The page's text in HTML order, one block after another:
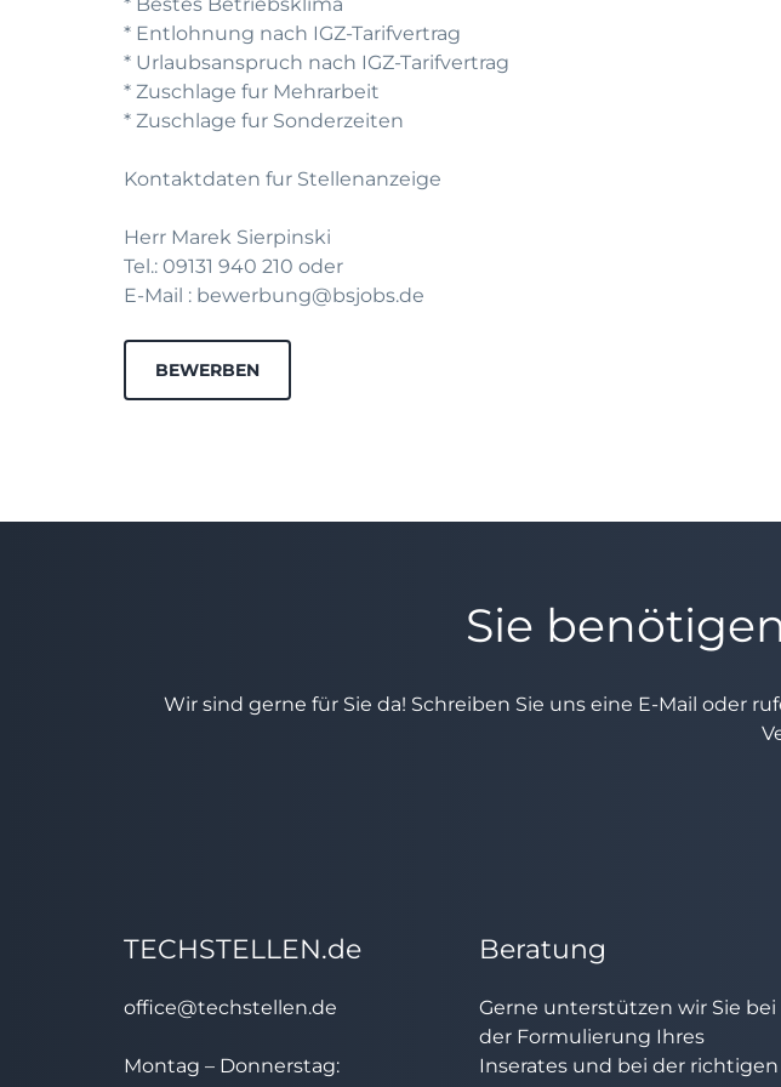
* Entlohnung nach IGZ-Tarifvertrag
* Urlaubsanspruch nach IGZ-Tarifvertrag
* Zuschlage fur Mehrarbeit
* Zuschlage fur Sonderzeiten
Kontaktdaten fur Stellenanzeige
Herr Marek Sierpinski
Tel.: 09131 940 210 oder
E-Mail : bewerbung@bsjobs.de
BEWERBEN
Sie
Wir sind gerne für Sie da! Schreiben Sie uns eine E-Mail oder
TECHSTELLEN.de
office@techstellen.de
Montag – Donnerstag:
Beratung
Gerne unterstützen wir Sie bei
der Formulierung Ihres
Inserates und bei der richtigen